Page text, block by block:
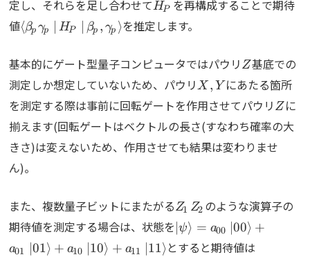
定し、それらを足し合わせてHP を再構成することで期待
値⟨βp γp ∣ HP ∣ βp , γp ⟩を推定します。
基本的にゲート型量子コンピュータではパウリ Z
Z基底での
測定しか想定していないため、パウリ X,Y
X , Y にあたる箇所
を測定する際は事前に回転ゲートを作用させてパウリ Z
Z に
揃えます(回転ゲートはベクトルの長さ(すなわち確率の大
きさ)は変えないため、作用させても結果は変わりませ
ん)。
また、複数量子ビットにまたがる Z_1Z_2
Z1 Z2 のような演算子の
期待値を測定する場合は、状態を∣ψ⟩ = a00 ∣00⟩ +
a01 ∣01⟩ + a10 ∣10⟩ + a11 ∣11⟩とすると期待値は